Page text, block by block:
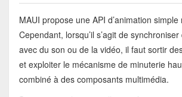
MAUI propose une API d’animation
Cependant, lorsqu’il s’agit de
avec du son ou de la vidéo, il faut sortir
et exploiter le mécanisme de minuterie
combiné à des composants multimédia.